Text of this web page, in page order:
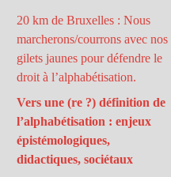
20 km de Bruxelles : Nous
marcherons/courrons avec nos
gilets jaunes pour défendre le
droit à l’alphabétisation.
Vers une (re ?) définition de
l’alphabétisation : enjeux
épistémologiques,
didactiques, sociétaux